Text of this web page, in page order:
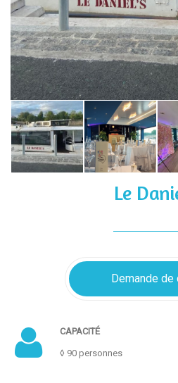
Le
Demande de
CAPACITÉ
◊ 90 personnes